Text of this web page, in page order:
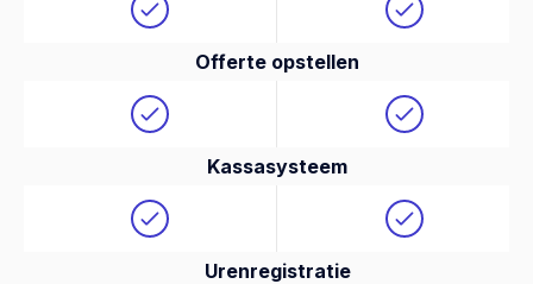
Offerte opstellen
Kassasysteem
Urenregistratie